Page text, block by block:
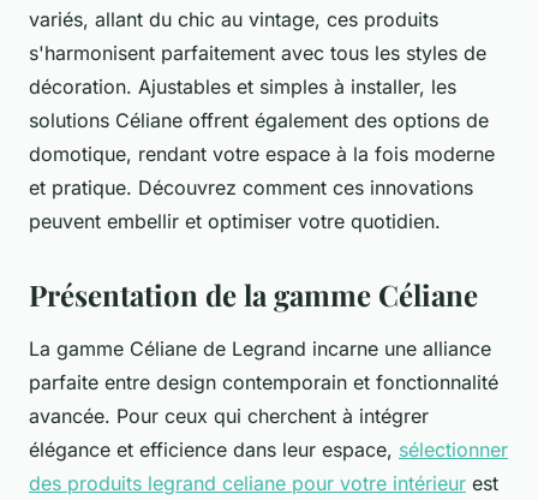
variés, allant du chic au vintage, ces produits
s'harmonisent parfaitement avec tous les styles de
décoration. Ajustables et simples à installer, les
solutions Céliane offrent également des options de
domotique, rendant votre espace à la fois moderne
et pratique. Découvrez comment ces innovations
peuvent embellir et optimiser votre quotidien.
Présentation de la gamme Céliane
La gamme Céliane de Legrand incarne une alliance
parfaite entre design contemporain et fonctionnalité
avancée. Pour ceux qui cherchent à intégrer
élégance et efficience dans leur espace, sélectionner
des produits legrand celiane pour votre intérieur est